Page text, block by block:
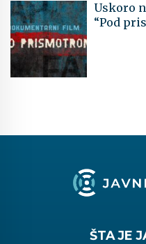
Uskoro
“Pod
ŠTA JE